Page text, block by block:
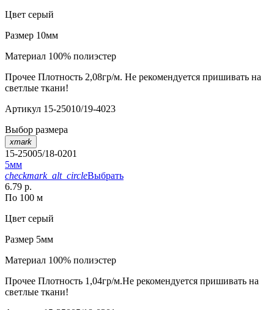
Цвет серый
Размер 10мм
Материал 100% полиэстер
Прочее Плотность 2,08гр/м. Не рекомендуется пришивать на
светлые ткани!
Артикул 15-25010/19-4023
Выбор размера
xmark
15-25005/18-0201
5мм
checkmark_alt_circleВыбрать
6.79 р.
По 100 м
Цвет серый
Размер 5мм
Материал 100% полиэстер
Прочее Плотность 1,04гр/м.Не рекомендуется пришивать на
светлые ткани!